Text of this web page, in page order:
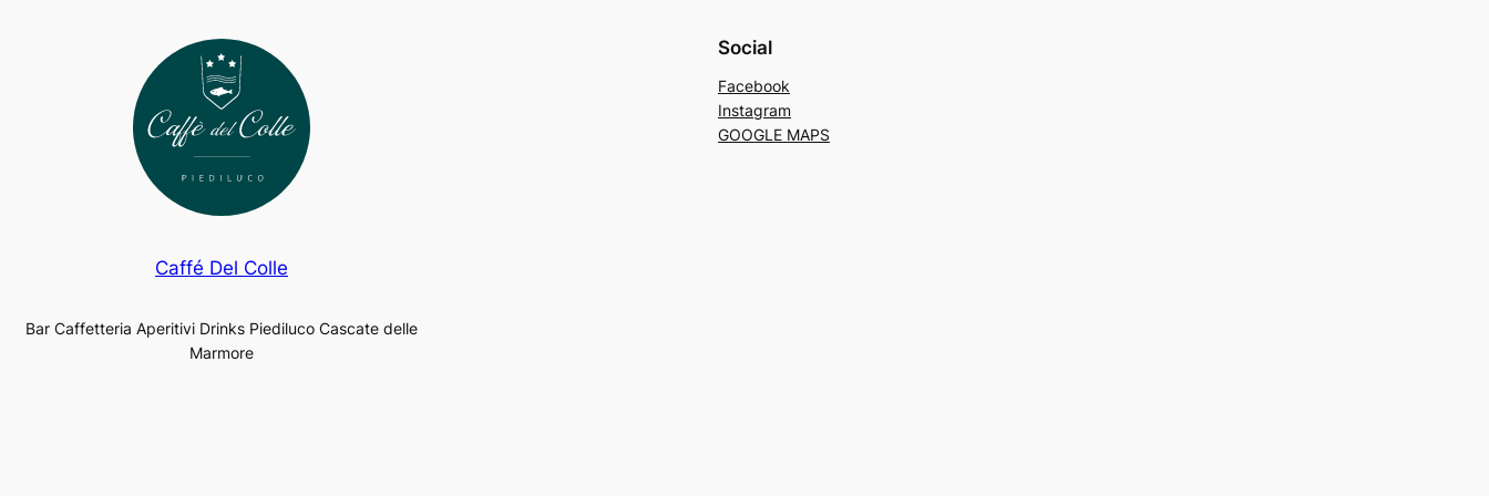
Caffé Del Colle
Bar Caffetteria Aperitivi Drinks Piediluco Cascate delle
Marmore
Social
Facebook
Instagram
GOOGLE MAPS